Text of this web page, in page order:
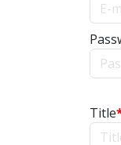
Title